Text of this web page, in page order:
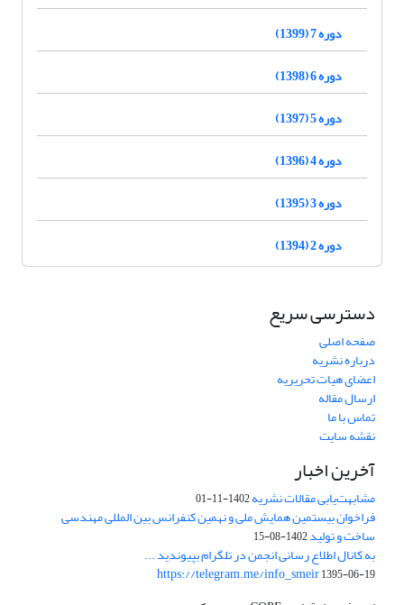
دوره 7 (1399)
دوره 6 (1398)
دوره 5 (1397)
دوره 4 (1396)
دوره 3 (1395)
دوره 2 (1394)
دسترسی سریع
صفحه اصلی
درباره نشریه
اعضای هیات تحریریه
ارسال مقاله
تماس با ما
نقشه سایت
آخرین اخبار
مشابهت‌یابی مقالات نشریه1402-11-01
فراخوان بیستمین همایش ملی و نهمین کنفرانس بین المللی مهندسی
ساخت و تولید1402-08-15
به کانال اطلاع رسانی انجمن در تلگرام بپیوندید ...
https://telegram.me/info_smeir1395-06-19